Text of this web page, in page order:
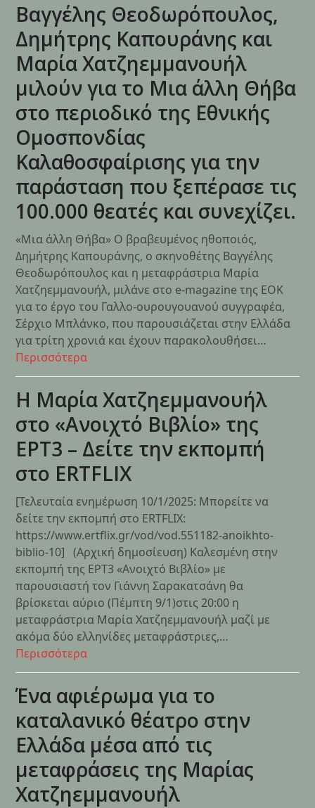
Βαγγέλης Θεοδωρόπουλος,
Δημήτρης Καπουράνης και
Μαρία Χατζηεμμανουήλ
μιλούν για το Μια άλλη Θήβα
στο περιοδικό της Εθνικής
Ομοσπονδίας
Καλαθοσφαίρισης για την
παράσταση που ξεπέρασε τις
100.000 θεατές και συνεχίζει.
«Μια άλλη Θήβα» Ο βραβευμένος ηθοποιός,
Δημήτρης Καπουράνης, ο σκηνοθέτης Βαγγέλης
Θεοδωρόπουλος και η μεταφράστρια Μαρία
Χατζηεμμανουήλ, μιλάνε στο e-magazine της ΕΟΚ
για το έργο του Γαλλο-ουρουγουανού συγγραφέα,
Σέρχιο Μπλάνκο, που παρουσιάζεται στην Ελλάδα
για τρίτη χρονιά και έχουν παρακολουθήσει…
Περισσότερα
Η Μαρία Χατζηεμμανουήλ
στο «Ανοιχτό Βιβλίο» της
ΕΡΤ3 – Δείτε την εκπομπή
στο ERTFLIX
[Τελευταία ενημέρωση 10/1/2025: Μπορείτε να
δείτε την εκπομπή στο ERTFLIX:
https://www.ertflix.gr/vod/vod.551182-anoikhto-
biblio-10] (Αρχική δημoσίευση) Καλεσμένη στην
εκπομπή της ΕΡΤ3 «Ανοιχτό Βιβλίο» με
παρουσιαστή τον Γιάννη Σαρακατσάνη θα
βρίσκεται αύριο (Πέμπτη 9/1)στις 20:00 η
μεταφράστρια Μαρία Χατζηεμμανουήλ μαζί με
ακόμα δύο ελληνίδες μεταφράστριες,…
Περισσότερα
Ένα αφιέρωμα για το
καταλανικό θέατρο στην
Ελλάδα μέσα από τις
μεταφράσεις της Μαρίας
Χατζηεμμανουήλ